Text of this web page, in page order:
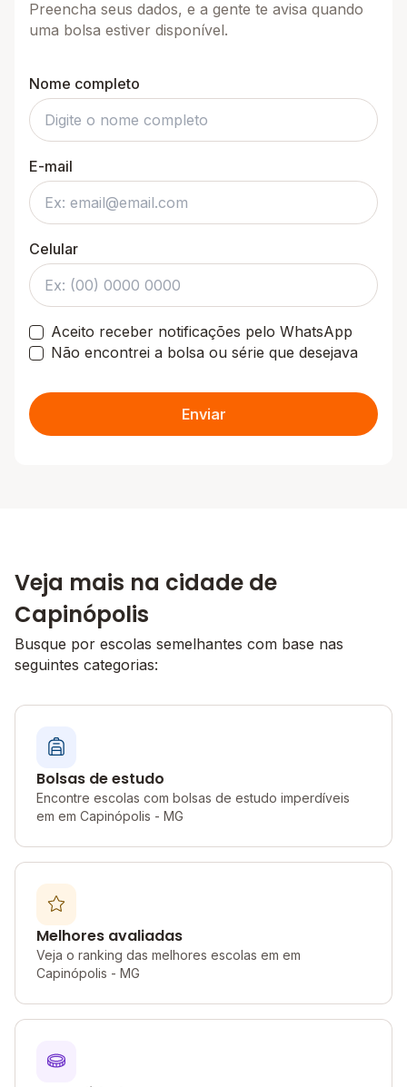
Preencha seus dados, e a gente te avisa quando
uma bolsa estiver disponível.
Nome completo
E-mail
Celular
Aceito receber notificações pelo WhatsApp
Não encontrei a bolsa ou série que desejava
Enviar
Veja mais na cidade de
Capinópolis
Busque por escolas semelhantes com base nas
seguintes categorias:
Bolsas de estudo
Encontre escolas com bolsas de estudo imperdíveis
em em Capinópolis - MG
Melhores avaliadas
Veja o ranking das melhores escolas em em
Capinópolis - MG